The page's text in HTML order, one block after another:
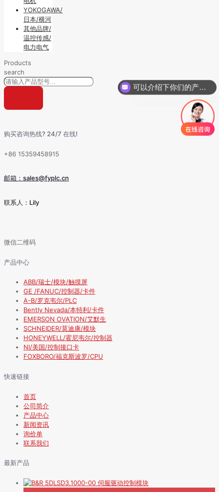
YOKOGAWA/
日本/横河
其他品牌/
温控传感/
电力电气
Products
search
购买咨询热线? 24/7 在线!
+86 15359458915
邮箱：sales@fyplc.cn
联系人：Lily
微信二维码
产品中心
ABB/瑞士/模块/触摸屏
GE /FANUC/控制器/卡件
A-B/罗克韦尔/PLC
Bently Nevada/本特利/卡件
EMERSON OVATION/艾默生
SCHNEIDER/莫迪康/模块
HONEYWELL/霍尼韦尔/控制器
NI/美国/控制接口卡
FOXBORO/福克斯波罗/CPU
快速链接
首页
公司简介
产品中心
新闻资讯
询价单
联系我们
最新产品
你们是怎么收费的呢